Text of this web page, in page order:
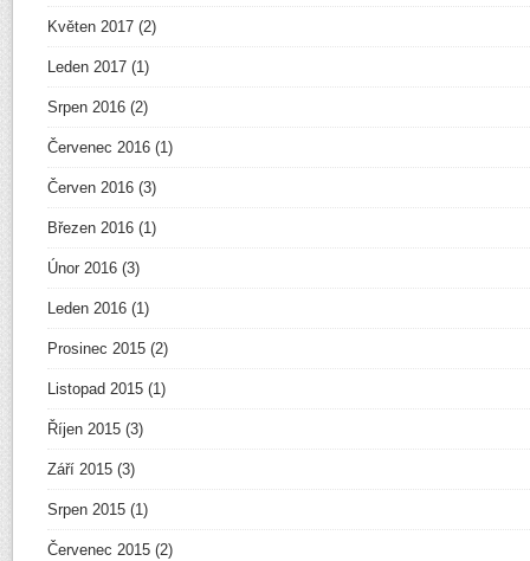
Květen 2017 (2)
Leden 2017 (1)
Srpen 2016 (2)
Červenec 2016 (1)
Červen 2016 (3)
Březen 2016 (1)
Únor 2016 (3)
Leden 2016 (1)
Prosinec 2015 (2)
Listopad 2015 (1)
Říjen 2015 (3)
Září 2015 (3)
Srpen 2015 (1)
Červenec 2015 (2)